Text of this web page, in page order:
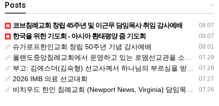
+
Posts
08.07
코브침례교회 창립 45주년 및 이근무 담임목사 취임 감사예배
08.07
한국을 위한 기도회 - 아시아 환태평양 줌 기도회
08.01
슈가로프한인교회 창립 50주년 기념 감사예배
07.29
올랜도중앙침례교회에서 운영하고 있는 로뎀선교관을 소개해 드립니다
07.29
부고: 김에스더(김숙형) 선교사께서 하나님의 부르심을 받았습니다.
07.27
2026 IMB 의료 선교대회
07.26
비치우드 한인 침례교회 (Newport News, Virginia) 담임목사 청빙